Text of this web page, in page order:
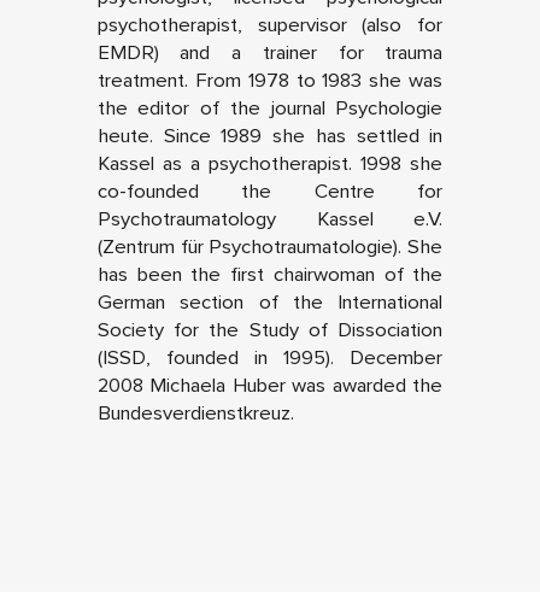
psychotherapist, supervisor (also for
EMDR) and a trainer for trauma
treatment. From 1978 to 1983 she was
the editor of the journal Psychologie
heute. Since 1989 she has settled in
Kassel as a psychotherapist. 1998 she
co-founded the Centre for
Psychotraumatology Kassel e.V.
(Zentrum für Psychotraumatologie). She
has been the first chairwoman of the
German section of the International
Society for the Study of Dissociation
(ISSD, founded in 1995). December
2008 Michaela Huber was awarded the
Bundesverdienstkreuz.